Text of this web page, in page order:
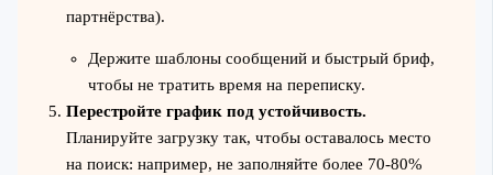
партнёрства).
Держите шаблоны сообщений и быстрый бриф,
чтобы не тратить время на переписку.
Перестройте график под устойчивость.
Планируйте загрузку так, чтобы оставалось место
на поиск: например, не заполняйте более 70-80%